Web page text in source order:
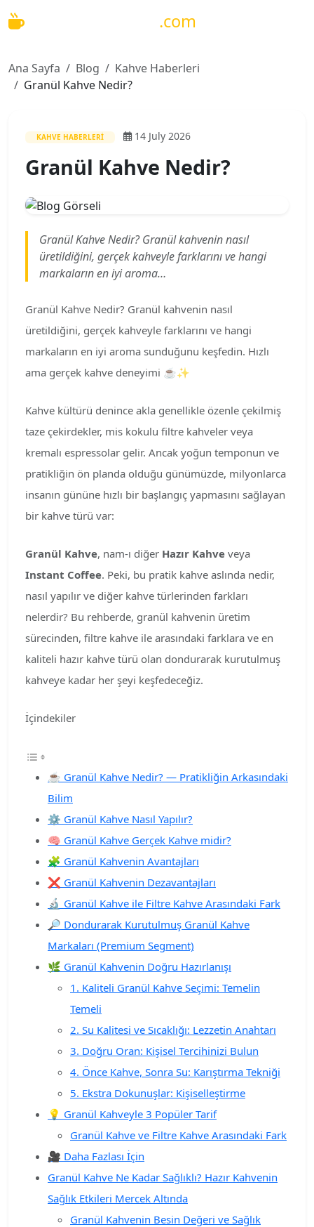
.com
Ana Sayfa Blog
Kahve Haberleri
Granül Kahve Nedir?
KAHVE HABERLERI 14 July 2026
Granül Kahve Nedir?
Granül Kahve Nedir? Granül kahvenin nasıl
üretildiğini, gerçek kahveyle farklarını ve hangi
markaların en iyi aroma…
Granül Kahve Nedir? Granül kahvenin nasıl
üretildiğini, gerçek kahveyle farklarını ve hangi
markaların en iyi aroma sunduğunu keşfedin. Hızlı
ama gerçek kahve deneyimi ☕✨
Kahve kültürü denince akla genellikle özenle çekilmiş
taze çekirdekler, mis kokulu filtre kahveler veya
kremalı espressolar gelir. Ancak yoğun temponun ve
pratikliğin ön planda olduğu günümüzde, milyonlarca
insanın gününe hızlı bir başlangıç yapmasını sağlayan
bir kahve türü var:
Granül Kahve, nam-ı diğer Hazır Kahve veya
Instant Coffee. Peki, bu pratik kahve aslında nedir,
nasıl yapılır ve diğer kahve türlerinden farkları
nelerdir? Bu rehberde, granül kahvenin üretim
sürecinden, filtre kahve ile arasındaki farklara ve en
kaliteli hazır kahve türü olan dondurarak kurutulmuş
kahveye kadar her şeyi keşfedeceğiz.
İçindekiler
☕ Granül Kahve Nedir? — Pratikliğin Arkasındaki
Bilim
⚙️ Granül Kahve Nasıl Yapılır?
🧠 Granül Kahve Gerçek Kahve midir?
🧩 Granül Kahvenin Avantajları
❌ Granül Kahvenin Dezavantajları
🔬 Granül Kahve ile Filtre Kahve Arasındaki Fark
🔎 Dondurarak Kurutulmuş Granül Kahve
Markaları (Premium Segment)
🌿 Granül Kahvenin Doğru Hazırlanışı
1. Kaliteli Granül Kahve Seçimi: Temelin
Temeli
2. Su Kalitesi ve Sıcaklığı: Lezzetin Anahtarı
3. Doğru Oran: Kişisel Tercihinizi Bulun
4. Önce Kahve, Sonra Su: Karıştırma Tekniği
5. Ekstra Dokunuşlar: Kişiselleştirme
💡 Granül Kahveyle 3 Popüler Tarif
Granül Kahve ve Filtre Kahve Arasındaki Fark
🎥 Daha Fazlası İçin
Granül Kahve Ne Kadar Sağlıklı? Hazır Kahvenin
Sağlık Etkileri Mercek Altında
Granül Kahvenin Besin Değeri ve Sağlık